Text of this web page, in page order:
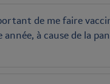
de me faire
à cause de la